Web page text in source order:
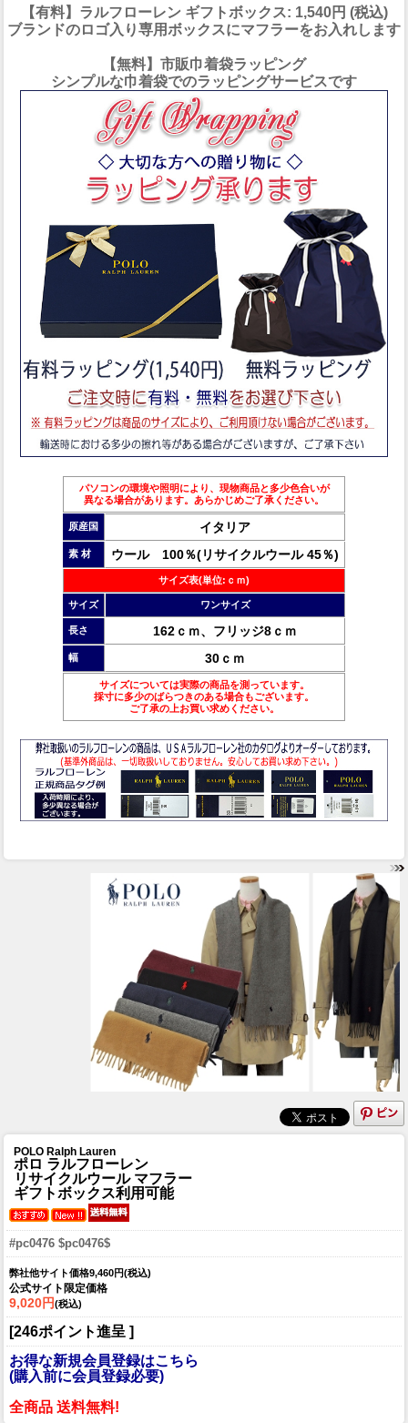
【有料】ラルフローレン ギフトボックス: 1,540円 (税込)
ブランドのロゴ入り専用ボックスにマフラーをお入れします
【無料】市販巾着袋ラッピング
シンプルな巾着袋でのラッピングサービスです
パソコンの環境や照明により、現物商品と多少色合いが
異なる場合があります。あらかじめご了承ください。
原産国 イタリア
素 材 ウール 100％(リサイクルウール 45％)
サイズ表(単位:ｃｍ)
サイズ ワンサイズ
長さ 162ｃｍ、フリッジ8ｃｍ
幅 30ｃｍ
サイズについては実際の商品を測っています。
採寸に多少のばらつきのある場合もございます。
ご了承の上お買い求めください。
POLO Ralph Lauren
ポロ ラルフローレン
リサイクルウール マフラー
ギフトボックス利用可能
#pc0476 $pc0476$
弊社他サイト価格9,460円(税込)
公式サイト限定価格
9,020円(税込)
[246ポイント進呈 ]
お得な新規会員登録はこちら
(購入前に会員登録必要)
全商品 送料無料!